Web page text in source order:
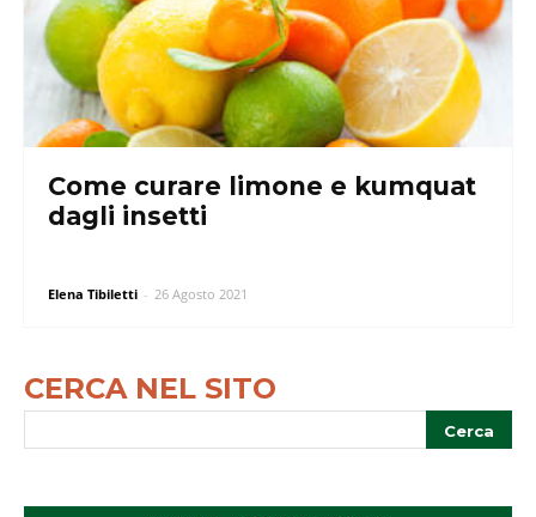
Come curare limone e kumquat
dagli insetti
Elena Tibiletti - 26 Agosto 2021
CERCA NEL SITO